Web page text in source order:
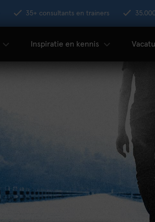
35+ consultants en trainers
Inspiratie en kennis